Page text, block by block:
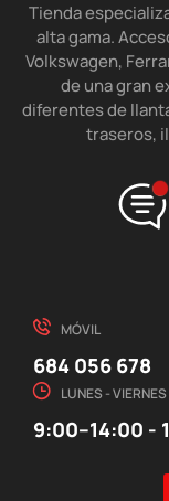
Tienda
alta gama.
Volkswagen,
de una gran
diferentes de
traseros,
MÓVIL
684 056 678
LUNES - VIERNES
9:00–14:00 -